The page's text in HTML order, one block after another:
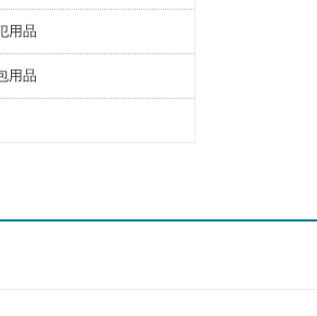
用品
用品